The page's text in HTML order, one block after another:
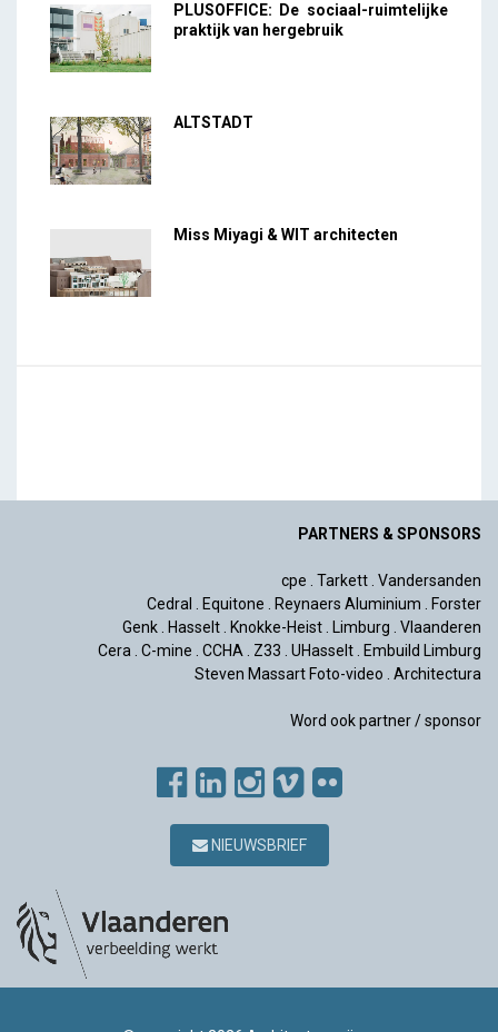
PLUSOFFICE: De sociaal-ruimtelijke
praktijk van hergebruik
ALTSTADT
Miss Miyagi & WIT architecten
PARTNERS & SPONSORS
cpe . Tarkett. Vandersanden
Cedral . Equitone . Reynaers Aluminium . Forster
Genk. Hasselt. Knokke-Heist. Limburg . Vlaanderen
Cera. C-mine . CCHA. Z33 . UHasselt. Embuild Limburg
Steven Massart Foto-video . Architectura
Word ook partner / sponsor
NIEUWSBRIEF